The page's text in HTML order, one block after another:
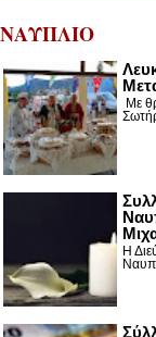
ΝΑΥΠΛΙΟ
Με
Η